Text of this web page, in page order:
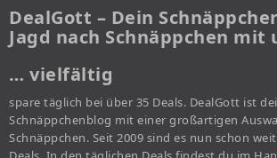
DealGott – Dein
Jagd nach Schnäppchen mit
… vielfältig
spare täglich bei über 35 Deals. DealGott ist
Schnäppchenblog mit einer großartigen
Schnäppchen. Seit 2009 sind es nun schon